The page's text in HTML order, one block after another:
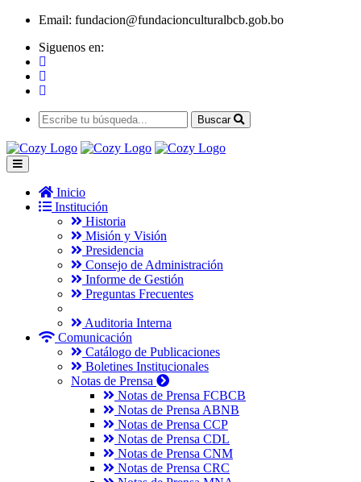
Email: fundacion@fundacionculturalbcb.gob.bo
Siguenos en:
Buscar
Inicio
Institución
Historia
Misión y Visión
Presidencia
Consejo de Administración
Informe de Gestión
Preguntas Frecuentes
Auditoria Interna
Comunicación
Catálogo de Publicaciones
Boletines Institucionales
Notas de Prensa
Notas de Prensa FCBCB
Notas de Prensa ABNB
Notas de Prensa CCP
Notas de Prensa CDL
Notas de Prensa CNM
Notas de Prensa CRC